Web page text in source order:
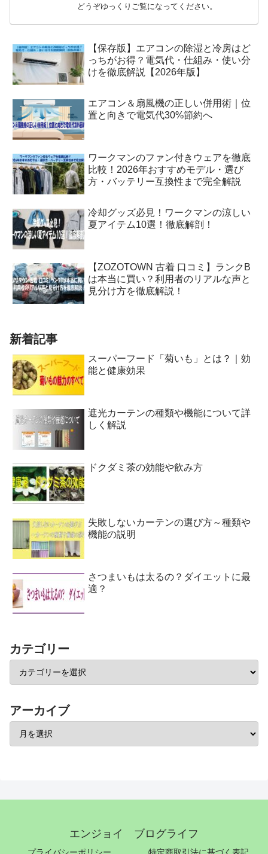
どうぞゆっくりご覧になってください。
【保存版】エアコンの除湿と冷房はど
っちがお得？電気代・仕組み・使い分
けを徹底解説【2026年版】
エアコン＆扇風機の正しい併用術｜位
置と向きで電気代30%節約へ
ワークマンのファン付きウェアを徹底
比較！2026年おすすめモデル・選び
方・バッテリー互換性まで完全解説
冷却グッズ必見！ワークマンの涼しい
夏アイテム10選！徹底解剖！
【ZOZOTOWN 古着 口コミ】ランクB
は本当に買い？利用者のリアルな声と
見分け方を徹底解説！
新着記事
スーパーフード「菊いも」とは？｜効
能と健康効果
遮光カーテンの種類や機能について詳
しく解説
ドクダミ茶の効能や飲み方
失敗しないカーテンの選び方～種類や
機能の説明
さつまいもは太るの？ダイエットに最
適？
カテゴリー
アーカイブ
エンジョイ ブログライフ